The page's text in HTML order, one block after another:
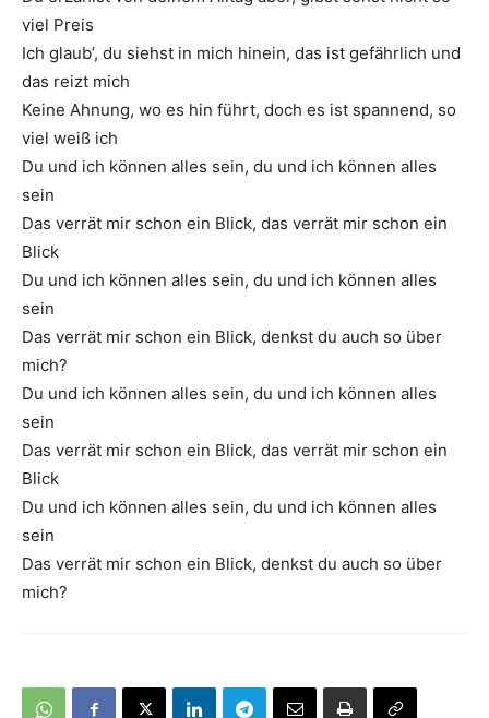
viel Preis
Ich glaub’, du siehst in mich hinein, das ist gefährlich und
das reizt mich
Keine Ahnung, wo es hin führt, doch es ist spannend, so
viel weiß ich
Du und ich können alles sein, du und ich können alles
sein
Das verrät mir schon ein Blick, das verrät mir schon ein
Blick
Du und ich können alles sein, du und ich können alles
sein
Das verrät mir schon ein Blick, denkst du auch so über
mich?
Du und ich können alles sein, du und ich können alles
sein
Das verrät mir schon ein Blick, das verrät mir schon ein
Blick
Du und ich können alles sein, du und ich können alles
sein
Das verrät mir schon ein Blick, denkst du auch so über
mich?